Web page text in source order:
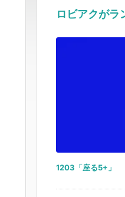
ロビアクがラ
1203「座る5+」